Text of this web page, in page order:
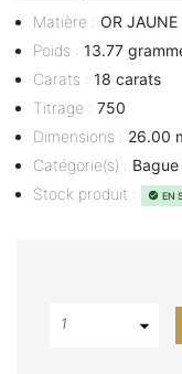
Matière : OR JAUNE
Poids : 13.77
Carats : 18 carats
Titrage : 750
Dimensions : 26.00
Catégorie(s) :
Stock produit : check_circle EN
1